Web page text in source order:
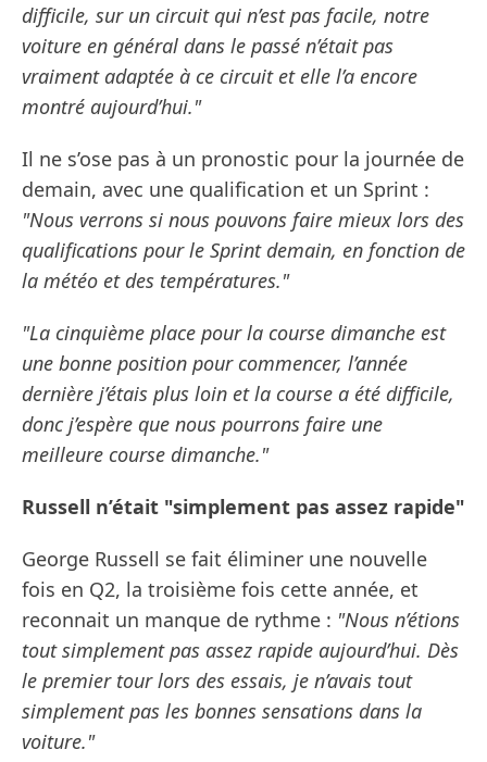
difficile, sur un circuit qui n’est pas facile, notre
voiture en général dans le passé n’était pas
vraiment adaptée à ce circuit et elle l’a encore
montré aujourd’hui."
Il ne s’ose pas à un pronostic pour la journée de
demain, avec une qualification et un Sprint :
"Nous verrons si nous pouvons faire mieux lors des
qualifications pour le Sprint demain, en fonction de
la météo et des températures."
"La cinquième place pour la course dimanche est
une bonne position pour commencer, l’année
dernière j’étais plus loin et la course a été difficile,
donc j’espère que nous pourrons faire une
meilleure course dimanche."
Russell n’était "simplement pas assez rapide"
George Russell se fait éliminer une nouvelle
fois en Q2, la troisième fois cette année, et
reconnait un manque de rythme : "Nous n’étions
tout simplement pas assez rapide aujourd’hui. Dès
le premier tour lors des essais, je n’avais tout
simplement pas les bonnes sensations dans la
voiture."